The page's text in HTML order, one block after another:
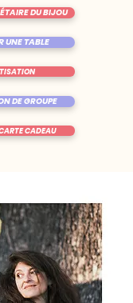
UNE TABLE
CADEAU
DU BIJOU
DE GROUPE